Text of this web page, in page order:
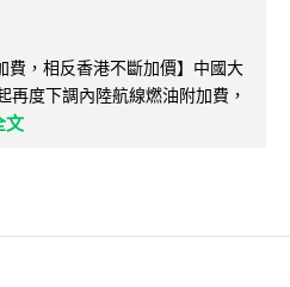
費，相反香港不斷加價】中國大
再度下調內陸航線燃油附加費，
文